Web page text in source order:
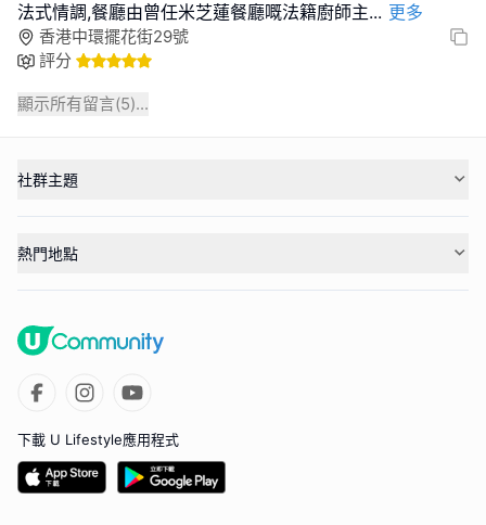
法式情調,餐廳由曾任米芝蓮餐廳嘅法籍廚師主... 更多
香港中環擺花街29號
評分
顯示所有留言(5)...
社群主題
熱門地點
下載 U Lifestyle應用程式